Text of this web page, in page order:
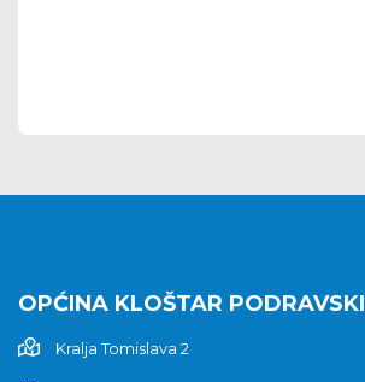
OPĆINA KLOŠTAR PODRAVSKI
Kralja Tomislava 2